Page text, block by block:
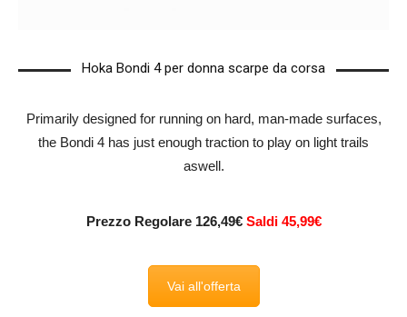
Hoka Bondi 4 per donna scarpe da corsa
Primarily designed for running on hard, man-made surfaces,
the Bondi 4 has just enough traction to play on light trails
aswell.
Prezzo Regolare 126,49€ Saldi 45,99€
Vai all'offerta